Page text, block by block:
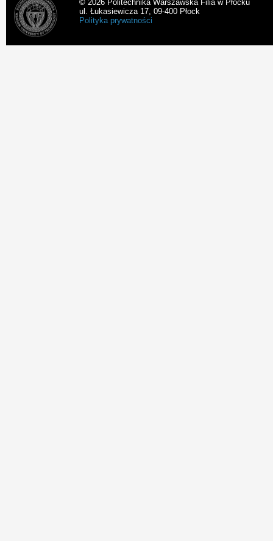
© 2026 Politechnika Warszawska Filia w Płocku
ul. Łukasiewicza 17, 09-400 Płock
Polityka prywatności